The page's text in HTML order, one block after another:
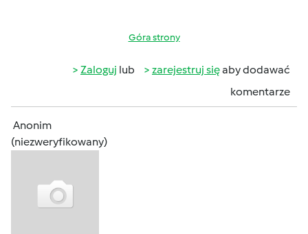
Góra strony
Zaloguj lub zarejestruj sięaby dodawać
komentarze
Anonim
(niezweryfikowany)